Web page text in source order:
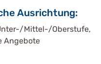
Ausrichtung:
Mittel-/Oberstufe,
Angebote